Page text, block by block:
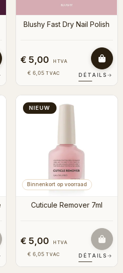
Blushy Fast Dry Nail Polish
€ 5,00 HTVA
€ 6,05 TVAC DÉTAILS →
NIEUW
Binnenkort op voorraad
Cuticule Remover 7ml
€ 5,00 HTVA
€ 6,05 TVAC DÉTAILS →